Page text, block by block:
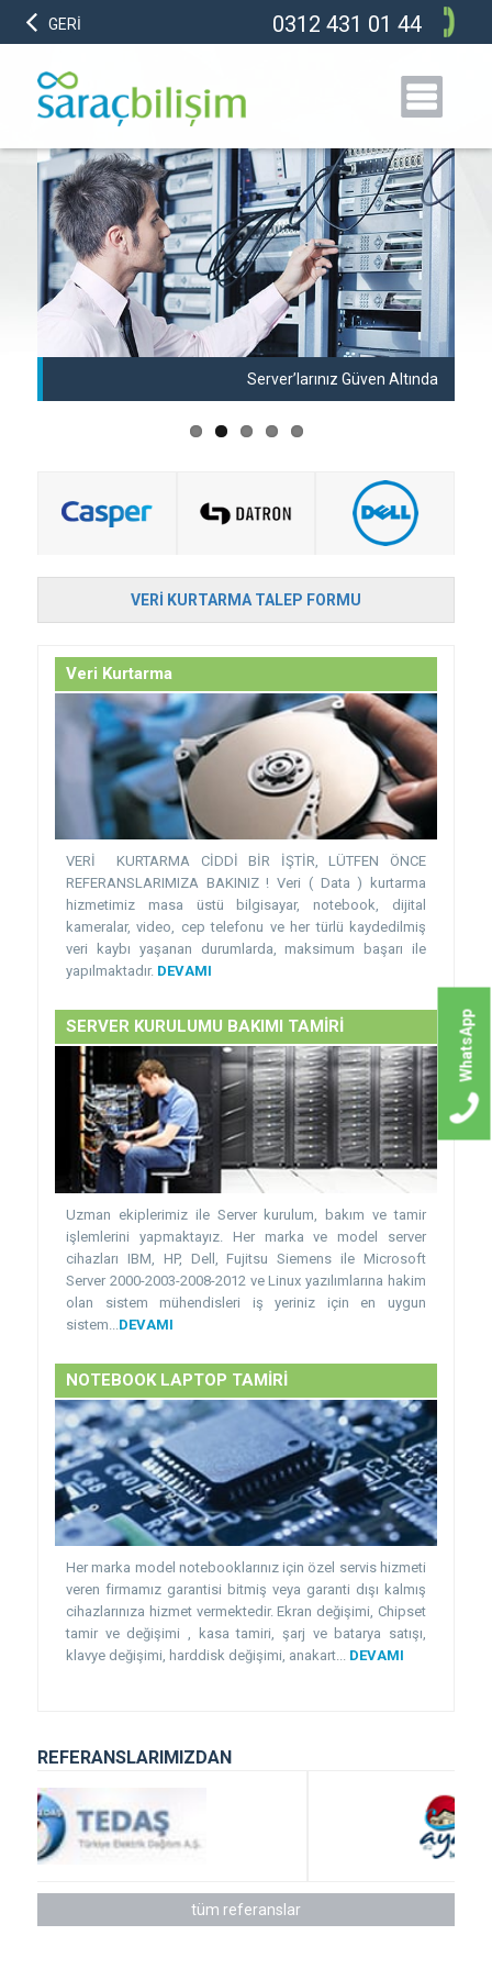
GERİ 0312 431 01 44
Server’larınız Güven Altında
VERI KURTARMA TALEP FORMU
Veri Kurtarma
VERİ KURTARMA CİDDİ BİR İŞTİR, LÜTFEN ÖNCE
REFERANSLARIMIZA BAKINIZ ! Veri ( Data ) kurtarma
hizmetimiz masa üstü bilgisayar, notebook, dijital
kameralar, video, cep telefonu ve her türlü kaydedilmiş
veri kaybı yaşanan durumlarda, maksimum başarı ile
yapılmaktadır. DEVAMI
SERVER KURULUMU BAKIMI TAMİRİ
Uzman ekiplerimiz ile Server kurulum, bakım ve tamir
işlemlerini yapmaktayız. Her marka ve model server
cihazları IBM, HP, Dell, Fujitsu Siemens ile Microsoft
Server 2000-2003-2008-2012 ve Linux yazılımlarına hakim
olan sistem mühendisleri iş yeriniz için en uygun
sistem... DEVAMI
NOTEBOOK LAPTOP TAMİRİ
Her marka model notebooklarınız için özel servis hizmeti
veren firmamız garantisi bitmiş veya garanti dışı kalmış
cihazlarınıza hizmet vermektedir. Ekran değişimi, Chipset
tamir ve değişimi , kasa tamiri, şarj ve batarya satışı,
klavye değişimi, harddisk değişimi, anakart... DEVAMI
REFERANSLARIMIZDAN
tüm referanslar
WhatsApp